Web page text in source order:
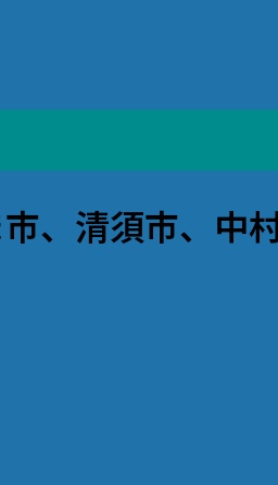
、清須市、中